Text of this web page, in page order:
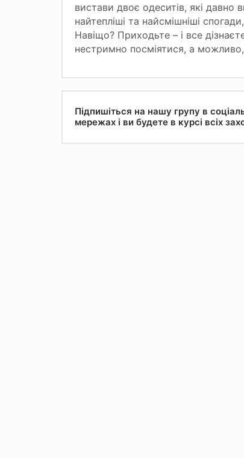
вистави двоє одеситів, які давно
найтепліші та найсмішніші
Навіщо? Приходьте – і все
нестримно посміятися, а
Підпишіться на нашу групу в
мережах і ви будете в курсі всіх